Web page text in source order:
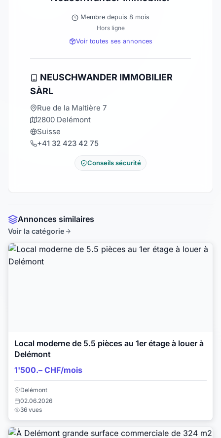
Membre depuis 8 mois
Hors ligne
Voir toutes ses annonces
NEUSCHWANDER IMMOBILIER
SÀRL
Rue de la Maltière 7
2800 Delémont
Suisse
+41 32 423 42 75
Conseils sécurité
Annonces similaires
Voir la catégorie
Local moderne de 5.5 pièces au 1er étage à louer à
Delémont
1'500.– CHF/mois
Delémont
02.06.2026
36 vues